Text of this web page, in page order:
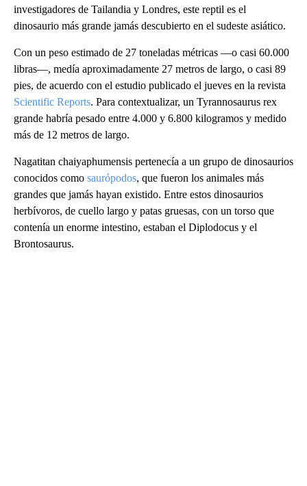
investigadores de Tailandia y Londres, este reptil es el
dinosaurio más grande jamás descubierto en el sudeste asiático.
Con un peso estimado de 27 toneladas métricas —o casi 60.000
libras—, medía aproximadamente 27 metros de largo, o casi 89
pies, de acuerdo con el estudio publicado el jueves en la revista
Scientific Reports. Para contextualizar, un Tyrannosaurus rex
grande habría pesado entre 4.000 y 6.800 kilogramos y medido
más de 12 metros de largo.
Nagatitan chaiyaphumensis pertenecía a un grupo de dinosaurios
conocidos como saurópodos, que fueron los animales más
grandes que jamás hayan existido. Entre estos dinosaurios
herbívoros, de cuello largo y patas gruesas, con un torso que
contenía un enorme intestino, estaban el Diplodocus y el
Brontosaurus.